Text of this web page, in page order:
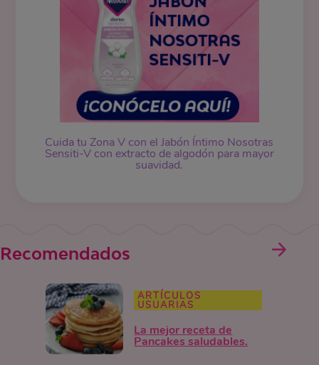
Cuida tu Zona V con el Jabón Íntimo Nosotras
Sensiti-V con extracto de algodón para mayor
suavidad.
Recomendados
ARTÍCULOS
USUARIAS
La mejor receta de
Pancakes saludables.